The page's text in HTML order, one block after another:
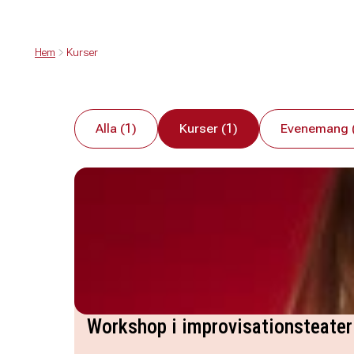
Hem Kurser
Alla (1) Kurser (1) Evenemang
Workshop i improvisationsteater